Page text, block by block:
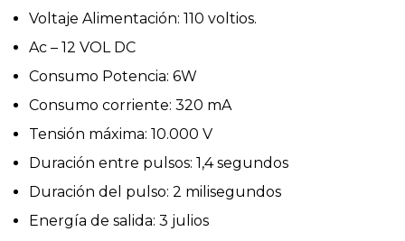
Voltaje Alimentación: 110 voltios.
Ac – 12 VOL DC
Consumo Potencia: 6W
Consumo corriente: 320 mA
Tensión máxima: 10.000 V
Duración entre pulsos: 1,4 segundos
Duración del pulso: 2 milisegundos
Energía de salida: 3 julios